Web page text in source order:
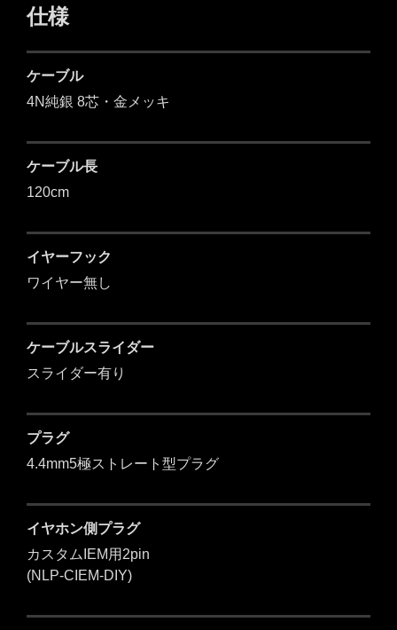
仕様
ケーブル
4N純銀 8芯・金メッキ
ケーブル長
120cm
イヤーフック
ワイヤー無し
ケーブルスライダー
スライダー有り
プラグ
4.4mm5極ストレート型プラグ
イヤホン側プラグ
カスタムIEM用2pin
(NLP-CIEM-DIY)